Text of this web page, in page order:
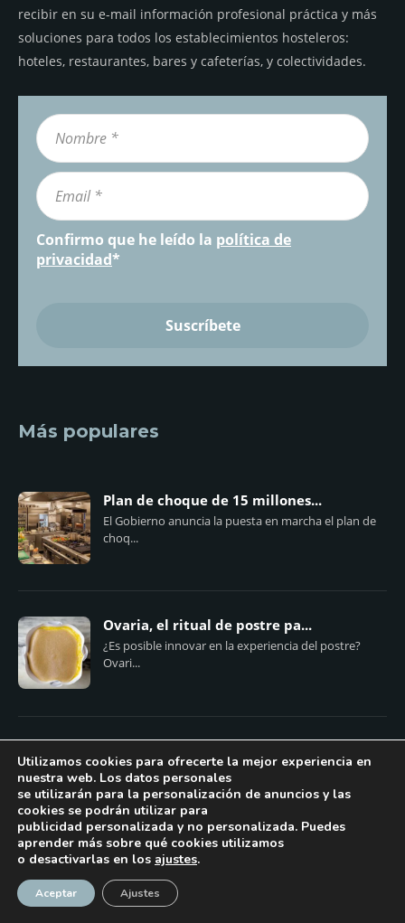
recibir en su e-mail información profesional práctica y más
soluciones para todos los establecimientos hosteleros:
hoteles, restaurantes, bares y cafeterías, y colectividades.
Confirmo que he leído la política de
privacidad*
Más populares
Plan de choque de 15 millones...
El Gobierno anuncia la puesta en marcha el plan de
choq...
Ovaria, el ritual de postre pa...
¿Es posible innovar en la experiencia del postre?
Ovari...
La cadena de restauración saludable Naked & Sated
i...
¡Suscríbase!
Utilizamos cookies para ofrecerte la mejor experiencia en
nuestra web. Los datos personales
se utilizarán para la personalización de anuncios y las
cookies se podrán utilizar para
publicidad personalizada y no personalizada. Puedes
aprender más sobre qué cookies utilizamos
o desactivarlas en los ajustes.
Aceptar Ajustes